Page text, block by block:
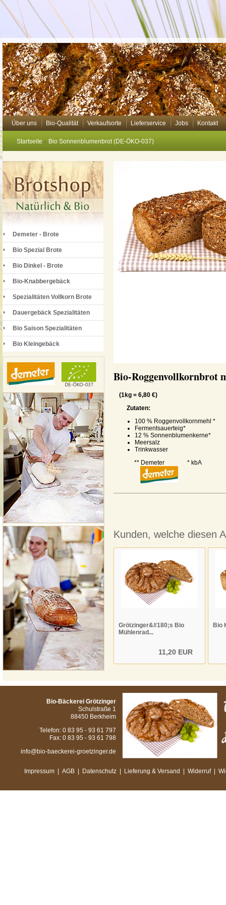
Über uns Bio-Qualität Verkaufsorte Lieferservice Jobs Kontakt
Startseite » Bio Sonnenblumenbrot (DE-ÖKO-037)
Bio-Roggenvollkornbrot
(1kg = 6,80 €)
Zutaten:
100 % Roggenvollkornmehl *
Fermentsauerteig*
12 % Sonnenblumenkerne*
Meersalz
Trinkwasser
** Demeter * kbA
Kunden, welche diesen
Grötzinger&#180;s Bio
Mühlenrad...
11,20 EUR
Bio
Demeter - Brote
Bio Spezial Brote
Bio Dinkel - Brote
Bio-Knabbergebäck
Spezialitäten Vollkorn Brote
Dauergebäck Spezialitäten
Bio Saison Spezialitäten
Bio Kleingebäck
Bio-Bäckerei Grötzinger
Schulstraße 1
88450 Berkheim
Telefon: 0 83 95 - 93 61 797
Fax: 0 83 95 - 93 61 798
info@bio-baeckerei-groetzinger.de
Impressum AGB Datenschutz Lieferung & Versand Widerruf